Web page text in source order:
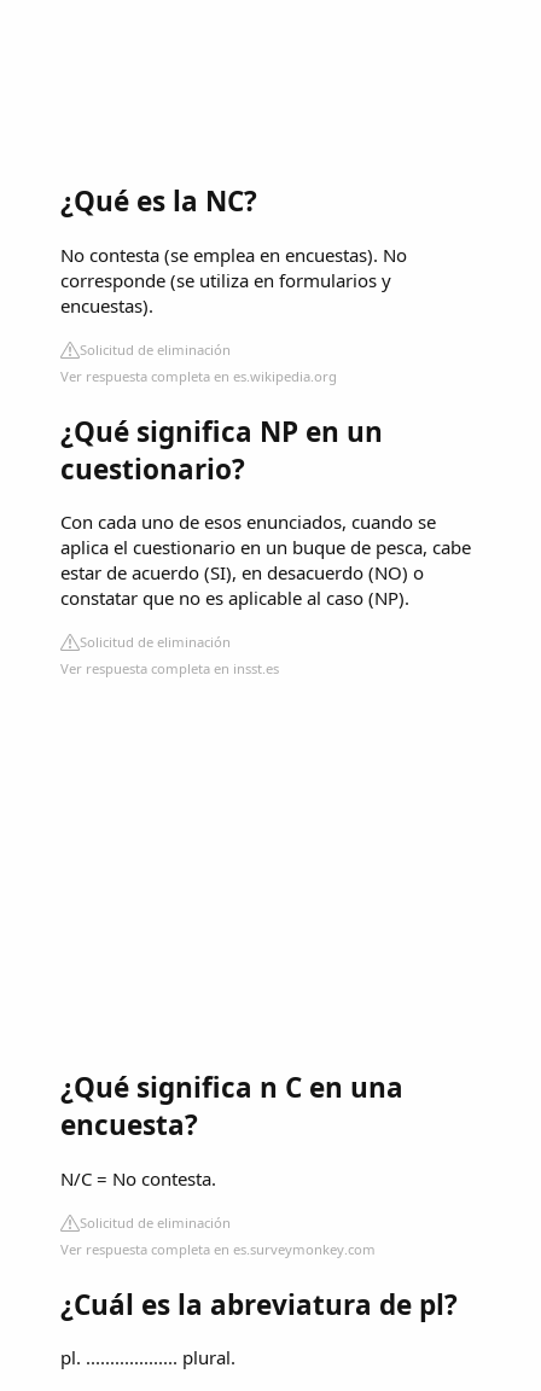
¿Qué es la NC?
No contesta (se emplea en encuestas). No
corresponde (se utiliza en formularios y
encuestas).
Solicitud de eliminación
Ver respuesta completa en es.wikipedia.org
¿Qué significa NP en un
cuestionario?
Con cada uno de esos enunciados, cuando se
aplica el cuestionario en un buque de pesca, cabe
estar de acuerdo (SI), en desacuerdo (NO) o
constatar que no es aplicable al caso (NP).
Solicitud de eliminación
Ver respuesta completa en insst.es
¿Qué significa n C en una
encuesta?
N/C = No contesta.
Solicitud de eliminación
Ver respuesta completa en es.surveymonkey.com
¿Cuál es la abreviatura de pl?
pl. ................... plural.